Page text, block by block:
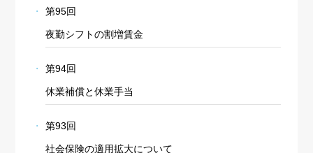
第95回
夜勤シフトの割増賃金
第94回
休業補償と休業手当
第93回
社会保険の適用拡大について